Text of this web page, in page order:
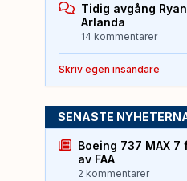
Tidig avgång
Arlanda
14 kommentarer
Skriv egen insändare
SENASTE
Boeing 737 MAX
av FAA
2 kommentarer